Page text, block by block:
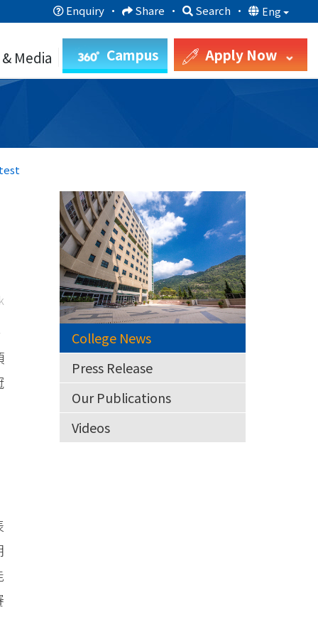
Enquiry · Share · Search · Eng
Media Campus Apply Now
College News
Press Release
Our Publications
Videos